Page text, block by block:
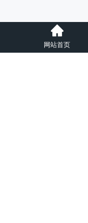
网站首页